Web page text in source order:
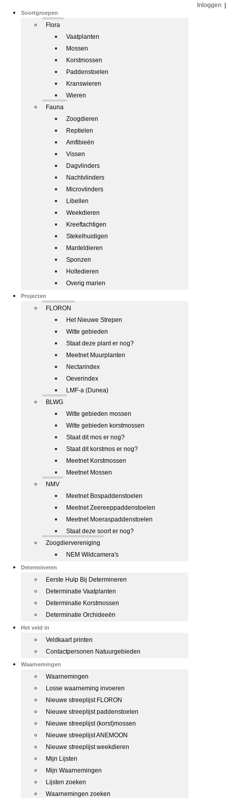
Soortgroepen
Flora
Vaatplanten
Mossen
Korstmossen
Paddenstoelen
Kranswieren
Wieren
Fauna
Zoogdieren
Reptielen
Amfibieën
Vissen
Dagvlinders
Nachtvlinders
Microvlinders
Libellen
Weekdieren
Kreeftachtigen
Stekelhuidigen
Manteldieren
Sponzen
Holtedieren
Overig marien
Projecten
FLORON
Het Nieuwe Strepen
Witte gebieden
Staat deze plant er nog?
Meetnet Muurplanten
Nectarindex
Oeverindex
LMF-a (Dunea)
BLWG
Witte gebieden mossen
Witte gebieden korstmossen
Staat dit mos er nog?
Staat dit korstmos er nog?
Meetnet Korstmossen
Meetnet Mossen
NMV
Meetnet Bospaddenstoelen
Meetnet Zeereeppaddenstoelen
Meetnet Moeraspaddenstoelen
Staat deze soort er nog?
Zoogdiervereniging
NEM Wildcamera's
Determineren
Eerste Hulp Bij Determineren
Determinatie Vaatplanten
Determinatie Korstmossen
Determinatie Orchideeën
Het veld in
Veldkaart printen
Contactpersonen Natuurgebieden
Waarnemingen
Waarnemingen
Losse waarneming invoeren
Nieuwe streeplijst FLORON
Nieuwe streeplijst paddenstoelen
Nieuwe streeplijst (korst)mossen
Nieuwe streeplijst ANEMOON
Nieuwe streeplijst weekdieren
Mijn Lijsten
Mijn Waarnemingen
Lijsten zoeken
Waarnemingen zoeken
Inloggen